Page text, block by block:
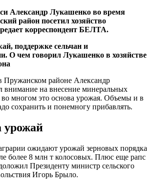
Александр Лукашенко во время
район посетил хозяйство
корреспондент БЕЛТА.
Пружанском районе Александр
внимание на внесение минеральных
во многом это основа урожая. Объемы и в
сохранить и понемногу прибавлять.
урожай
ожидают урожай зерновых порядка
более 8 млн т колосовых. Плюс еще рапс
Президенту министр сельского
Игорь Брыло.